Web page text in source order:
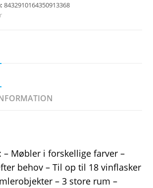
8432910164350913368
– Møbler i forskellige farver –
behov – Til op til 18 vinflasker
– 3 store rum –